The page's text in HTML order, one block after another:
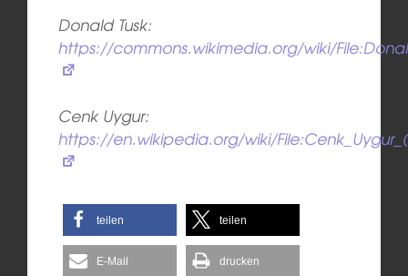
Donald Tusk:
https://commons.wikimedia.org/wiki/
Cenk Uygur:
https://en.wikipedia.org/wiki/
teilen teilen
E-Mail drucken